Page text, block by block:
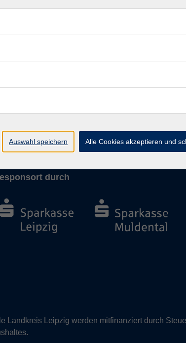
durch
Landkreis Leipzig werden mitfinanziert durch
Auswahl speichern Alle Cookies akzeptieren und